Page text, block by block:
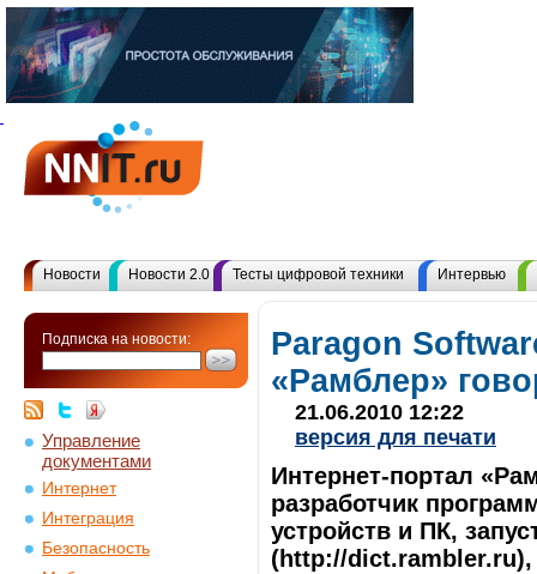
Новости Новости 2.0 Тесты цифровой техники Интервью
Подписка на новости:
Управление
документами
Интернет
Интеграция
Безопасность
Paragon
«Рамблер»
21.06.2010 12:22
версия для печати
Интернет-портал
разработчик
устройств и ПК,
(http://